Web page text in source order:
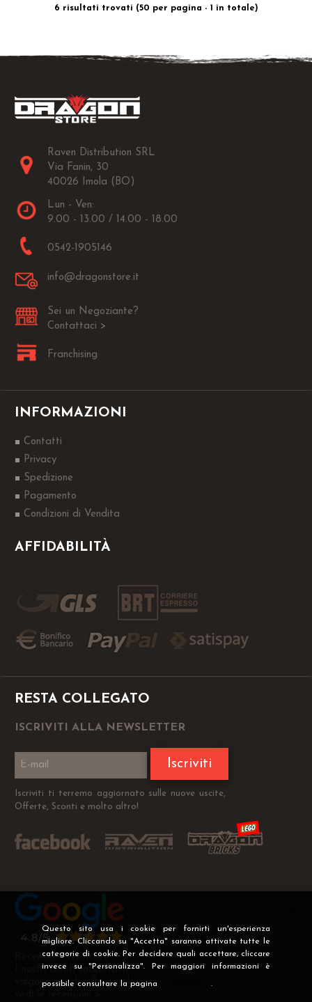
Questo sito usa i cookie per fornirti un'esperienza
migliore. Cliccando su "Accetta" saranno attivate tutte le
categorie di cookie. Per decidere quali accettare, cliccare
invece su "Personalizza". Per maggiori informazioni è
possibile consultare la pagina .
6 risultati trovati (50 per pagina - 1 in totale)
Raven Distribution SRL
Via Fanin, 30
40026 Imola (BO)
Lun - Ven:
9.00 - 13.00 / 14.00 - 18.00
0542-1905146
info@dragonstore.it
Sei un Negoziante?
Contattaci >
Franchising
INFORMAZIONI
Contatti
Privacy
Spedizione
Pagamento
Condizioni di Vendita
AFFIDABILITÀ
RESTA COLLEGATO
ISCRIVITI ALLA NEWSLETTER
Iscriviti
Iscriviti ti terremo aggiornato sulle nuove uscite,
Offerte, Sconti e molto altro!
Recensioni Verificate
I nostri clienti soddisfatti
valgono più di mille parole